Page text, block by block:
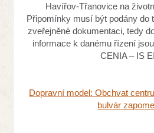
Havířov-Třanovice na
Připomínky musí být podány do
zveřejněné dokumentaci, tedy
informace k danému řízení
CENIA – IS
Dopravní model: Obchvat
bulvár